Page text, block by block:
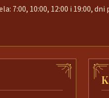
7:00, 10:00, 12:00 i 19:00, dni